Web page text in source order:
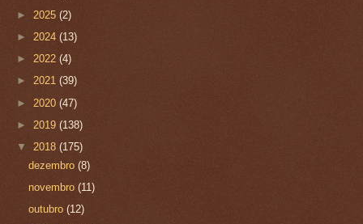
► 2025 (2)
► 2024 (13)
► 2022 (4)
► 2021 (39)
► 2020 (47)
► 2019 (138)
▼ 2018 (175)
dezembro(8)
novembro(11)
outubro(12)